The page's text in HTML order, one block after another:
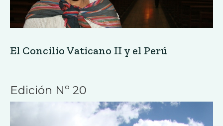
El Concilio Vaticano II y el Perú
Edición Nº 20